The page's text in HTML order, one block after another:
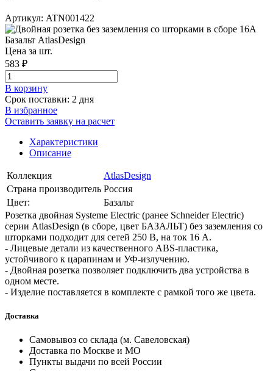
Артикул: ATN001422
Цена за шт.
583 ₽
В корзинy
Срок поставки: 2 дня
В избранное
Оставить заявку на расчет
Характеристики
Описание
Коллекция
AtlasDesign
Страна производитель Россия
Цвет:
Базальт
Розетка двойная Systeme Electric (ранее Schneider Electric)
серии AtlasDesign (в сборе, цвет БАЗАЛЬТ) без заземления со
шторками подходит для сетей 250 В, на ток 16 А.
- Лицевые детали из качественного ABS-пластика,
устойчивого к царапинам и УФ-излучению.
- Двойная розетка позволяет подключить два устройства в
одном месте.
- Изделие поставляется в комплекте с рамкой того же цвета.
Доставка
Самовывоз со склада (м. Савеловская)
Доставка по Москве и МО
Пункты выдачи по всей России